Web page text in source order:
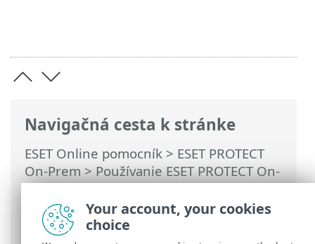
Navigačná cesta k stránke
ESET Online pomocník > ESET PROTECT
On-Prem>Používanie ESET PROTECT On-
Prem>Hlavné menu ESET PROTECT On-
Prem>Reporty > Report – Protokol
auditu
Your account, your cookies
choice